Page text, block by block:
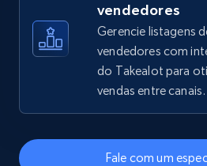
667+
Amazon sellers info
vendedores
Gerencie listagens
vendedores com
do Takealot para
vendas entre canais.
Fale com um